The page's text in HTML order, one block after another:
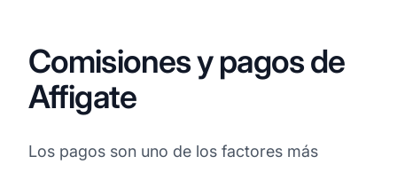
Comisiones y pagos de
Affigate
Los pagos son uno de los factores más